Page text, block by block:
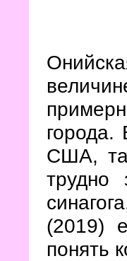
США,
трудно
(2019)
понять